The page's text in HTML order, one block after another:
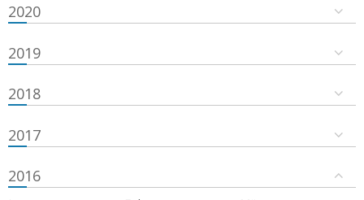
2020
2019
2018
2017
2016